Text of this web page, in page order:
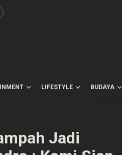
LIFESTYLE BUDAYA
Jadi